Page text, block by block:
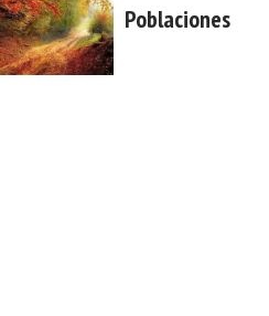
Poblaciones